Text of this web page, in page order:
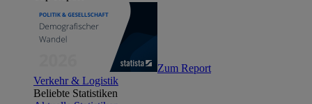
Zum Report
Verkehr & Logistik
Beliebte Statistiken